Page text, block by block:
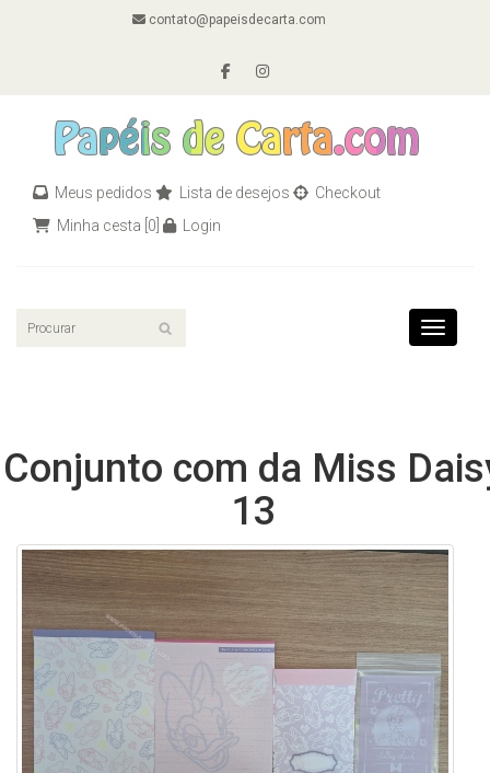
contato@papeisdecarta.com
Meus pedidos Lista de desejos
Checkout
Minha cesta [0] Login
Toggle
Conjunto com da Miss
13